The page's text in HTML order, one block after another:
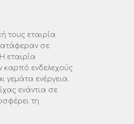
τους εταιρία
σε
εταιρία
καρπό ενδελεχούς
γεμάτα ενέργεια.
ενάντια σε
τη